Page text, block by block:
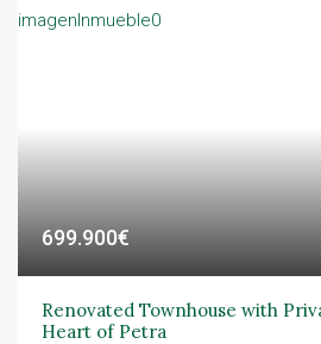
699.900€
Renovated Townhouse with
Heart of Petra